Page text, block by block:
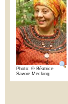
Photo: © Béatrice
Savoie Mecking